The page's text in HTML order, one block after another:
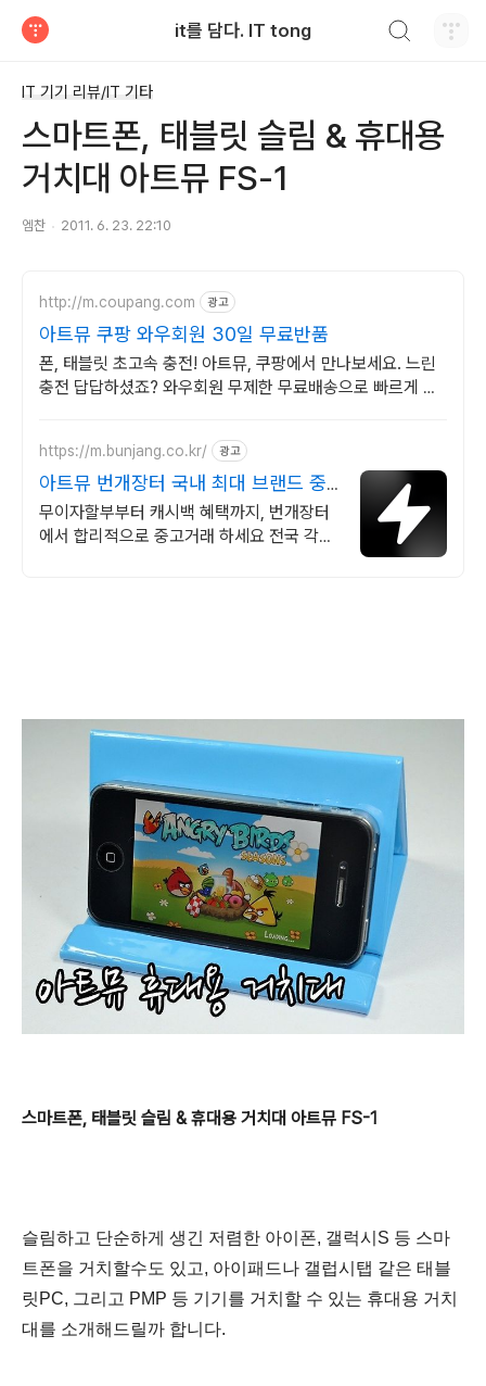
it를 담다. IT tong
IT 기기 리뷰/IT 기타
스마트폰, 태블릿 슬림 & 휴대용
거치대 아트뮤 FS-1
엠찬 2011. 6. 23. 22:10
http://m.coupang.com 광고
아트뮤 쿠팡 와우회원 30일 무료반품
폰, 태블릿 초고속 충전! 아트뮤, 쿠팡에서 만나보세요. 느린
충전 답답하셨죠? 와우회원 무제한 무료배송으로 빠르게 바
https://m.bunjang.co.kr/ 광고
아트뮤 번개장터 국내 최대 브랜드 중
고거래
무이자할부부터 캐시백 혜택까지, 번개장터
에서 합리적으로 중고거래 하세요 전국 각지
스마트폰, 태블릿 슬림 & 휴대용 거치대 아트뮤 FS-1
슬림하고 단순하게 생긴 저렴한 아이폰, 갤럭시S 등 스마
트폰을 거치할수도 있고, 아이패드나 갤럽시탭 같은 태블
릿PC, 그리고 PMP 등 기기를 거치할 수 있는 휴대용 거치
대를 소개해드릴까 합니다.